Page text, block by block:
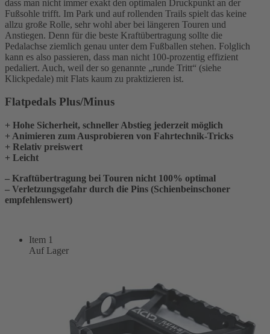
dass man nicht immer exakt den optimalen Druckpunkt an der
Fußsohle trifft. Im Park und auf rollenden Trails spielt das keine
allzu große Rolle, sehr wohl aber bei längeren Touren und
Anstiegen. Denn für die beste Kraftübertragung sollte die
Pedalachse ziemlich genau unter dem Fußballen stehen. Folglich
kann es also passieren, dass man nicht 100-prozentig effizient
pedaliert. Auch, weil der so genannte „runde Tritt“ (siehe
Klickpedale) mit Flats kaum zu praktizieren ist.
Flatpedals Plus/Minus
+ Hohe Sicherheit, schneller Abstieg jederzeit möglich
+ Animieren zum Ausprobieren von Fahrtechnik-Tricks
+ Relativ preiswert
+ Leicht
– Kraftübertragung bei Touren nicht 100% optimal
– Verletzungsgefahr durch die Pins (Schienbeinschoner
empfehlenswert)
Item 1
Auf Lager